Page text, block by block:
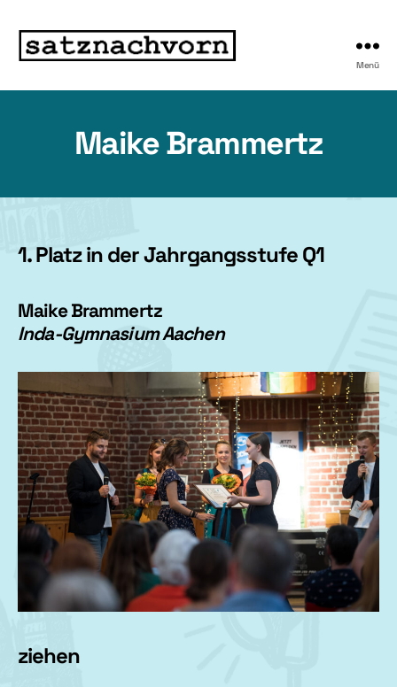
Menü
Maike Brammertz
1. Platz in der Jahrgangsstufe Q1
Maike Brammertz
Inda-Gymnasium Aachen
ziehen